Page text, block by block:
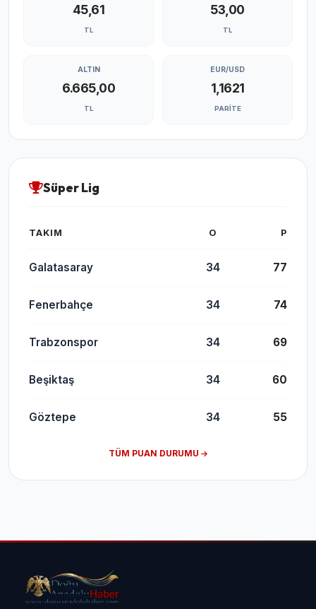
45,61
TL
53,00
TL
ALTIN
6.665,00
TL
EUR/USD
1,1621
PARITE
Süper Lig
TAKIM O P
Galatasaray 34 77
Fenerbahçe 34 74
Trabzonspor 34 69
Beşiktaş 34 60
Göztepe 34 55
TÜM PUAN DURUMU